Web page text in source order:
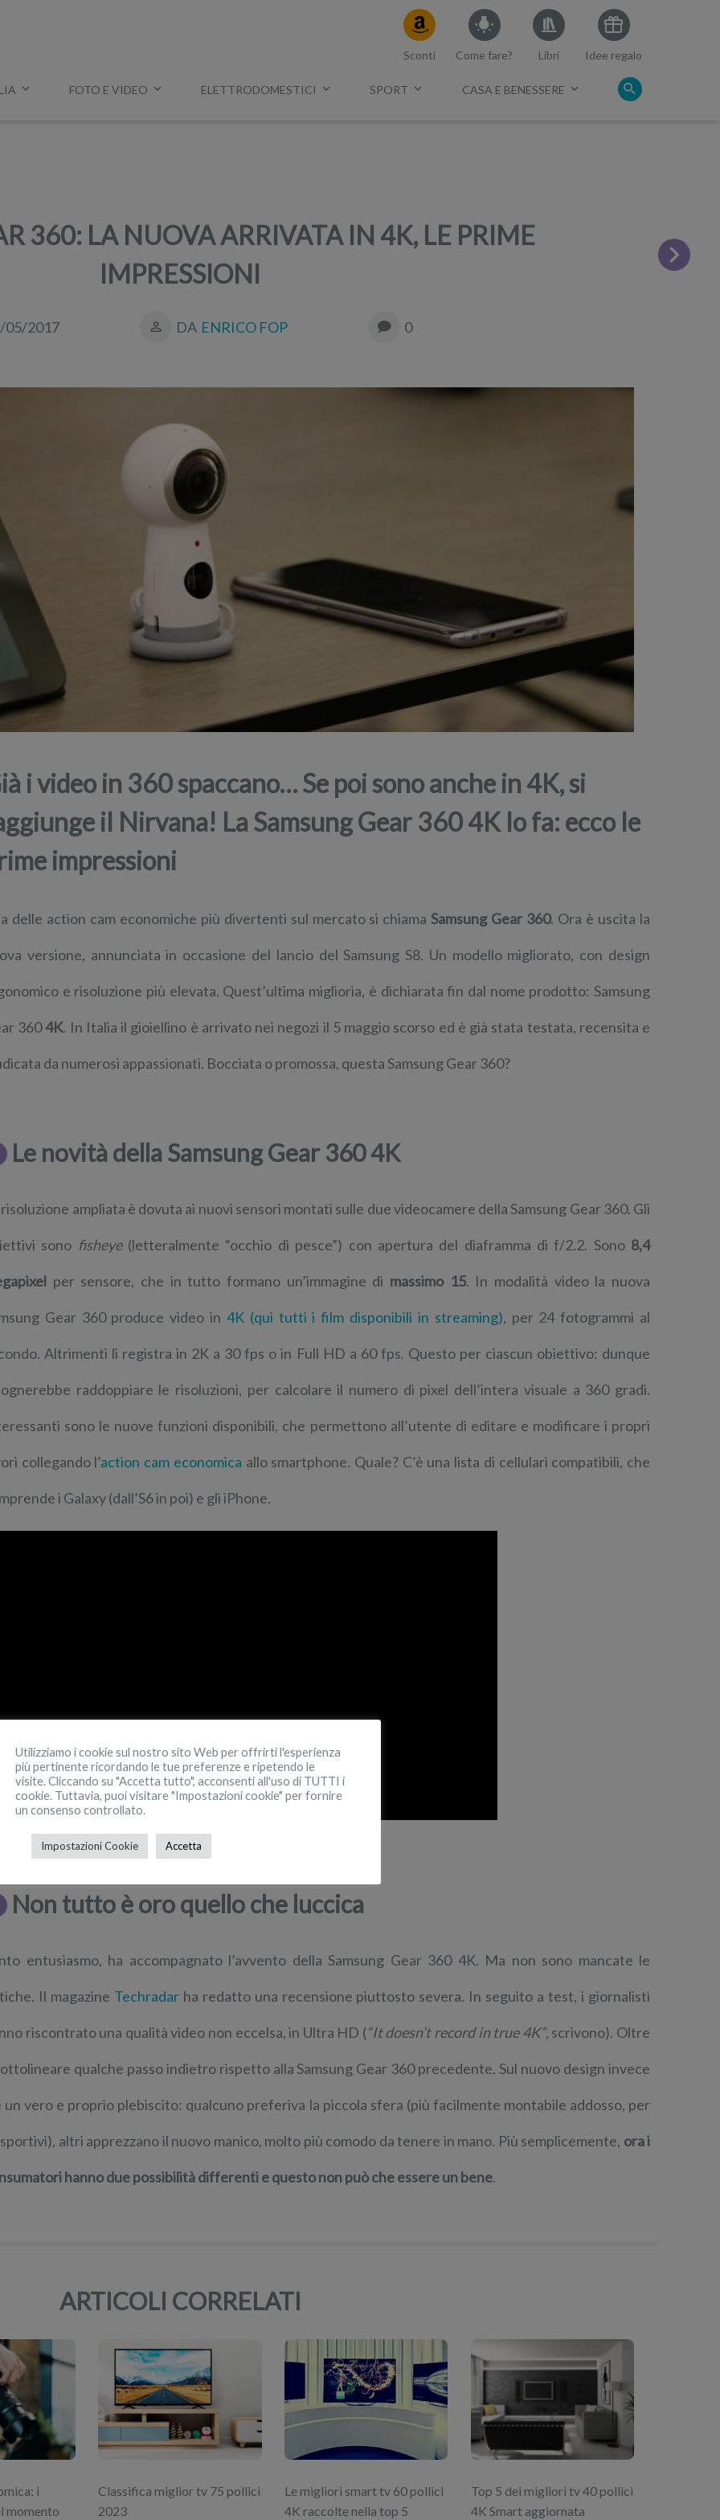
Sconti Come fare? Libri Idee regalo
FOTO E VIDEO ELETTRODOMESTICI SPORT CASA E BENESSERE
360: LA NUOVA ARRIVATA IN 4K, LE PRIME
IMPRESSIONI
05/2017 DA ENRICO FOP 0
i video in 360 spaccano… Se poi sono anche in 4K, si
il Nirvana! La Samsung Gear 360 4K lo fa: ecco le
impressioni
delle action cam economiche più divertenti sul mercato si chiama Samsung Gear 360. Ora è uscita la
versione, annunciata in occasione del lancio del Samsung S8. Un modello migliorato, con design
e risoluzione più elevata. Quest’ultima miglioria, è dichiarata fin dal nome prodotto: Samsung
3604K. In Italia il gioiellino è arrivato nei negozi il 5 maggio scorso ed è già stata testata, recensita e
da numerosi appassionati. Bocciata o promossa, questa Samsung Gear 360?
Le novità della Samsung Gear 360 4K
risoluzione ampliata è dovuta ai nuovi sensori montati sulle due videocamere della Samsung Gear 360. Gli
sono fisheye(letteralmente “occhio di pesce”) con apertura del diaframma di f/2.2. Sono 8,4
per sensore, che in tutto formano un’immagine di massimo 15. In modalità video la nuova
Gear 360 produce video in 4K (qui tutti i film disponibili in streaming), per 24 fotogrammi al
Altrimenti li registra in 2K a 30 fps o in Full HD a 60 fps. Questo per ciascun obiettivo: dunque
raddoppiare le risoluzioni, per calcolare il numero di pixel dell’intera visuale a 360 gradi.
sono le nuove funzioni disponibili, che permettono all’utente di editare e modificare i propri
collegando l’action cam economica allo smartphone. Quale? C’è una lista di cellulari compatibili, che
i Galaxy (dall’S6 in poi) e gli iPhone.
Non tutto è oro quello che luccica
entusiasmo, ha accompagnato l’avvento della Samsung Gear 360 4K. Ma non sono mancate le
Il magazine Techradarha redatto una recensione piuttosto severa. In seguito a test, i giornalisti
riscontrato una qualità video non eccelsa, in Ultra HD (“It doesn’t record in true 4K”, scrivono). Oltre
qualche passo indietro rispetto alla Samsung Gear 360 precedente. Sul nuovo design invece
un vero e proprio plebiscito: qualcuno preferiva la piccola sfera (più facilmente montabile addosso, per
altri apprezzano il nuovo manico, molto più comodo da tenere in mano. Più semplicemente, ora i
hanno due possibilità differenti e questo non può che essere un bene.
ARTICOLI CORRELATI
i
momento
Classifica miglior tv 75 pollici
2023
Le migliori smart tv 60 pollici
4K raccolte nella top 5
Top 5 dei migliori tv 40 pollici
4K Smart aggiornata
Utilizziamo i cookie sul nostro sito Web per offrirti l'esperienza
più pertinente ricordando le tue preferenze e ripetendo le
visite. Cliccando su "Accetta tutto", acconsenti all'uso di TUTTI i
cookie. Tuttavia, puoi visitare "Impostazioni cookie" per fornire
un consenso controllato.
Impostazioni Cookie Accetta